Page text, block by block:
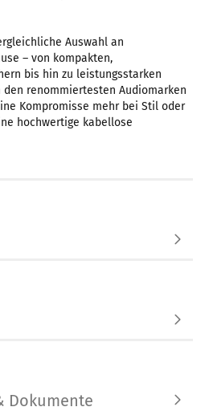
Auswahl an
– von kompakten,
bis hin zu leistungsstarken
renommiertesten Audiomarken
Kompromisse mehr bei Stil oder
hochwertige kabellose
Dokumente